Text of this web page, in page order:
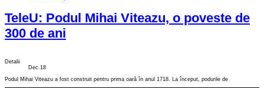
TeleU: Podul Mihai Viteazu, o poveste de
300 de ani
Detalii
Dec.18
Podul Mihai Viteazu a fost construit pentru prima oară în anul 1718. La început, podurile de